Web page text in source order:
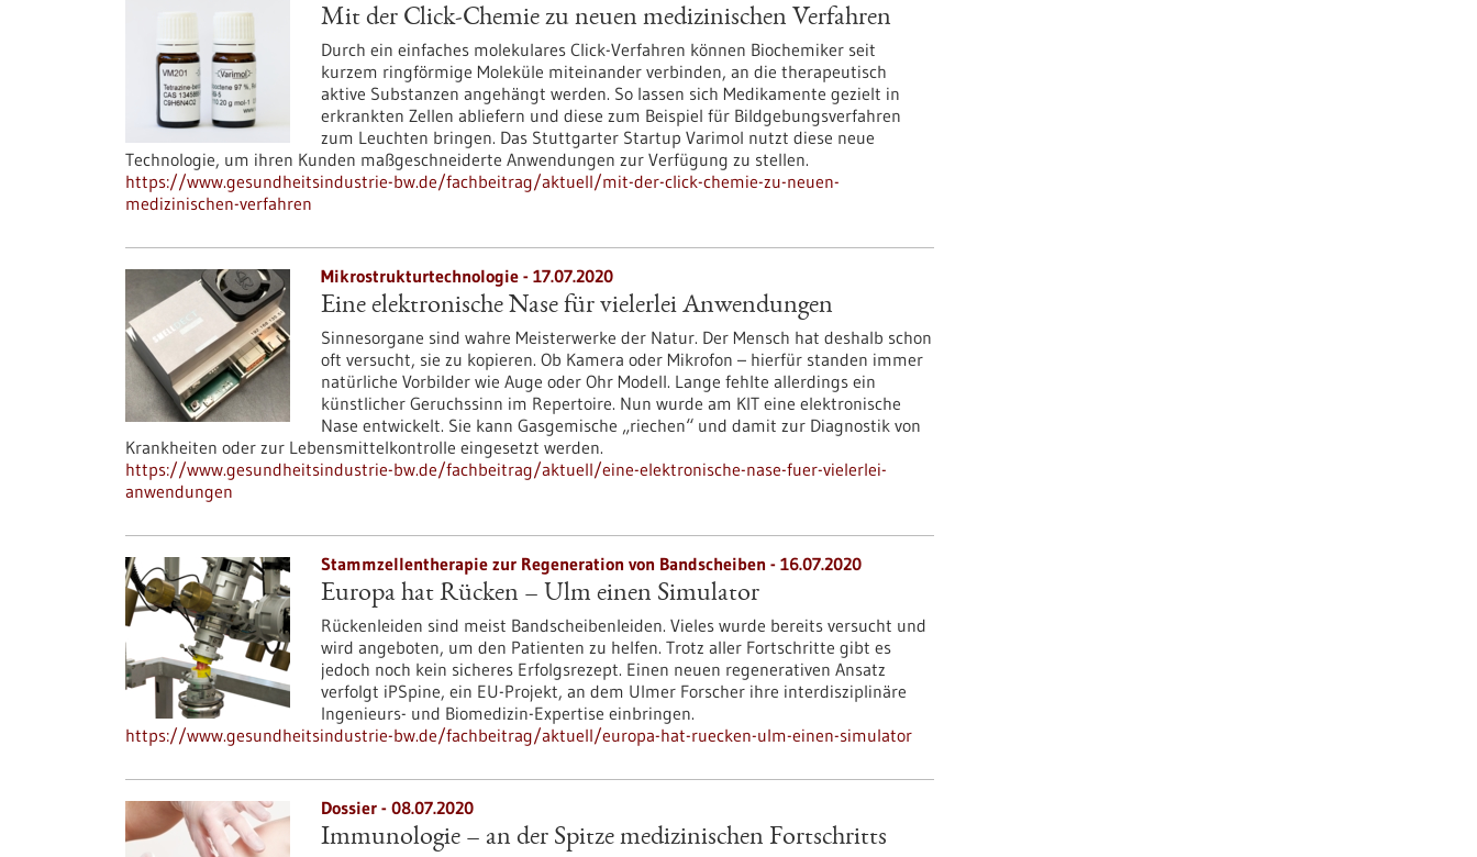
Mit der Click-Chemie zu neuen medizinischen Verfahren
Durch ein einfaches molekulares Click-Verfahren können Biochemiker seit
kurzem ringförmige Moleküle miteinander verbinden, an die therapeutisch
aktive Substanzen angehängt werden. So lassen sich Medikamente gezielt in
erkrankten Zellen abliefern und diese zum Beispiel für Bildgebungsverfahren
zum Leuchten bringen. Das Stuttgarter Startup Varimol nutzt diese neue
Technologie, um ihren Kunden maßgeschneiderte Anwendungen zur Verfügung zu stellen.
https://www.gesundheitsindustrie-bw.de/fachbeitrag/aktuell/mit-der-click-chemie-zu-neuen-
medizinischen-verfahren
Mikrostrukturtechnologie - 17.07.2020
Eine elektronische Nase für vielerlei Anwendungen
Sinnesorgane sind wahre Meisterwerke der Natur. Der Mensch hat deshalb schon
oft versucht, sie zu kopieren. Ob Kamera oder Mikrofon – hierfür standen immer
natürliche Vorbilder wie Auge oder Ohr Modell. Lange fehlte allerdings ein
künstlicher Geruchssinn im Repertoire. Nun wurde am KIT eine elektronische
Nase entwickelt. Sie kann Gasgemische „riechen“ und damit zur Diagnostik von
Krankheiten oder zur Lebensmittelkontrolle eingesetzt werden.
https://www.gesundheitsindustrie-bw.de/fachbeitrag/aktuell/eine-elektronische-nase-fuer-vielerlei-
anwendungen
Stammzellentherapie zur Regeneration von Bandscheiben - 16.07.2020
Europa hat Rücken – Ulm einen Simulator
Rückenleiden sind meist Bandscheibenleiden. Vieles wurde bereits versucht und
wird angeboten, um den Patienten zu helfen. Trotz aller Fortschritte gibt es
jedoch noch kein sicheres Erfolgsrezept. Einen neuen regenerativen Ansatz
verfolgt iPSpine, ein EU-Projekt, an dem Ulmer Forscher ihre interdisziplinäre
Ingenieurs- und Biomedizin-Expertise einbringen.
https://www.gesundheitsindustrie-bw.de/fachbeitrag/aktuell/europa-hat-ruecken-ulm-einen-simulator
Dossier - 08.07.2020
Immunologie – an der Spitze medizinischen Fortschritts